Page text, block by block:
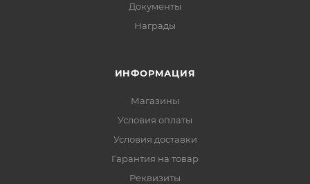
Документы
Награды
ИНФОРМАЦИЯ
Магазины
Условия оплаты
Условия доставки
Гарантия на товар
Реквизиты